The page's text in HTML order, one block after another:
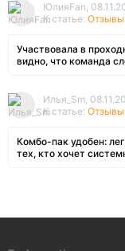
ЮлияFan,
К статье: Отзывы
Участвовала в
видно, что команда
Илья_Sm,
К статье: Отзывы
Комбо-пак удобен:
тех, кто хочет